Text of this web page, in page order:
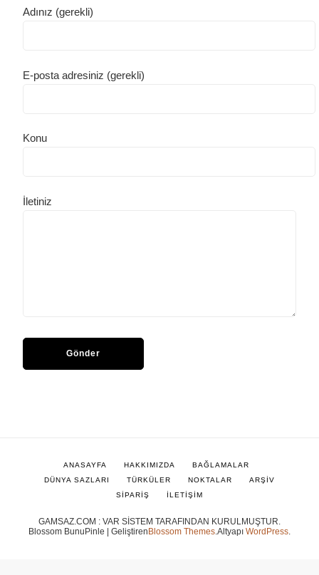
Adınız (gerekli)
E-posta adresiniz (gerekli)
Konu
İletiniz
GAMSAZ.COM : VAR SİSTEM TARAFINDAN KURULMUŞTUR.
Blossom BunuPinle | GeliştirenBlossom Themes .Altyapı WordPress
ANASAYFA HAKKIMIZDA
BAĞLAMALAR
DÜNYA SAZLARI
TÜRKÜLER NOKTALAR
ARŞİV
SİPARİŞ
İLETİŞİM